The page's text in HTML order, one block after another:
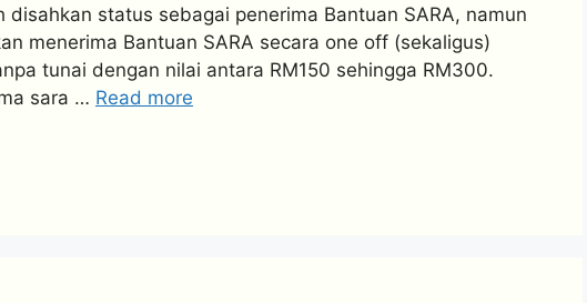
status sebagai penerima Bantuan SARA, namun
menerima Bantuan SARA secara one off (sekaligus)
tunai dengan nilai antara RM150 sehingga RM300.
sara … Read more